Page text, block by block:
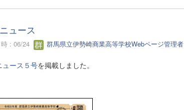
ュース
: 06/24 群馬県立伊勢崎商業高等学校Webページ管理者
ュース５号を掲載しました。